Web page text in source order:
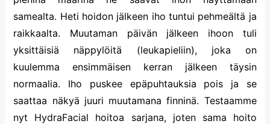
samealta. Heti hoidon jälkeen iho tuntui pehmeältä ja
raikkaalta. Muutaman päivän jälkeen ihoon tuli
yksittäisiä näppylöitä (leukapieliin), joka on
kuulemma ensimmäisen kerran jälkeen täysin
normaalia. Iho puskee epäpuhtauksia pois ja se
saattaa näkyä juuri muutamana finninä. Testaamme
nyt HydraFacial hoitoa sarjana, joten sama hoito